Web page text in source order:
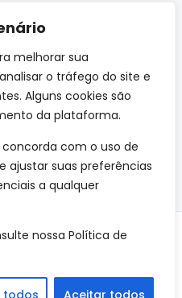
melhorar sua
o tráfego do site e
Alguns cookies são
da plataforma.
com o uso de
ajustar suas preferências
a qualquer
nossa Política de
todos Aceitar todos
pauta
– Porto Velho (RO)
reservados.
por: